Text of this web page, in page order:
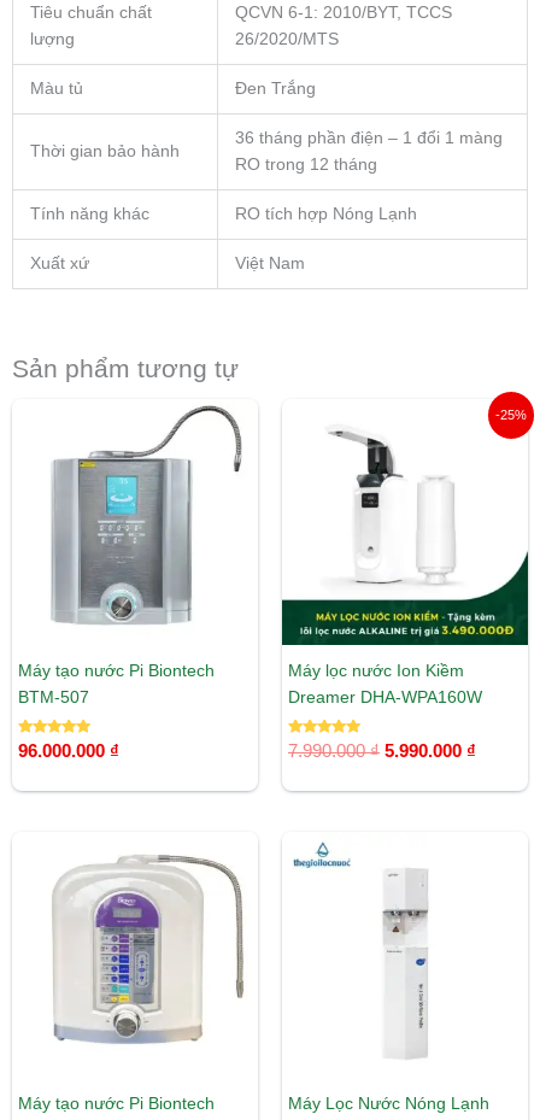
Tiêu chuẩn chất
lượng
QCVN 6-1: 2010/BYT, TCCS
26/2020/MTS
Màu tủ Đen Trắng
Thời gian bảo hành
36 tháng phần điện – 1 đổi 1 màng
RO trong 12 tháng
Tính năng khác RO tích hợp Nóng Lạnh
Xuất xứ Việt Nam
Sản phẩm tương tự
Máy tạo nước Pi Biontech
BTM-507
Được xếp
hạng
96.000.000 ₫
-25%
Máy lọc nước Ion Kiềm
Dreamer DHA-WPA160W
Được xếp
hạng
7.990.000₫
là:
7.990.000 ₫.
5.990.000 ₫
Giá
hiện
Máy tạo nước Pi Biontech
Máy Lọc Nước Nóng Lạnh